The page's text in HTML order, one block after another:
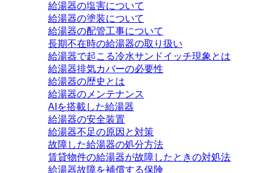
給湯器の塩害について
給湯器の塗装について
給湯器の配管工事について
長期不在時の給湯器の取り扱い
給湯器で起こる冷水サンドイッチ現象とは
給湯器排気カバーの必要性
給湯器の歴史とは
給湯器のメンテナンス
AIを搭載した給湯器
給湯器の安全装置
給湯器不足の原因と対策
故障した給湯器の処分方法
賃貸物件の給湯器が故障したときの対処法
給湯器故障を補償する保険